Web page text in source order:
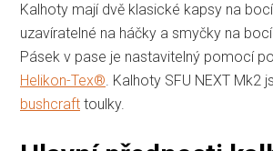
Kalhoty mají dvě klasické kapsy na
uzavíratelné na háčky a smyčky na
Pásek v pase je nastavitelný pomocí
Helikon-Tex®. Kalhoty SFU NEXT Mk2
bushcraft toulky.